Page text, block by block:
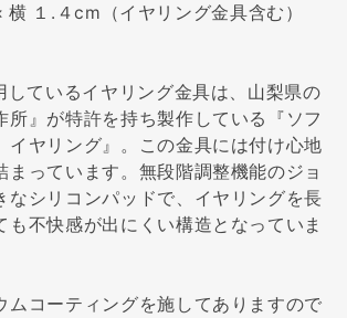
１.４cm（イヤリング金具含む）
しているイヤリング金具は、山梨県の
所』が特許を持ち製作している『ソフ
イヤリング』。この金具には付け心地
まっています。無段階調整機能のジョ
なシリコンパッドで、イヤリングを長
も不快感が出にくい構造となっていま
ムコーティングを施してありますので